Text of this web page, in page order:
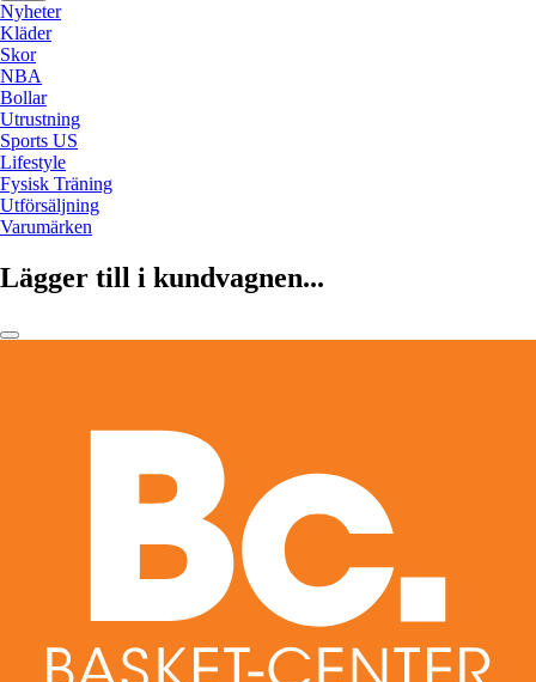
Nyheter
Kläder
Skor
NBA
Bollar
Utrustning
Sports US
Lifestyle
Fysisk Träning
Utförsäljning
Varumärken
Lägger till i kundvagnen...